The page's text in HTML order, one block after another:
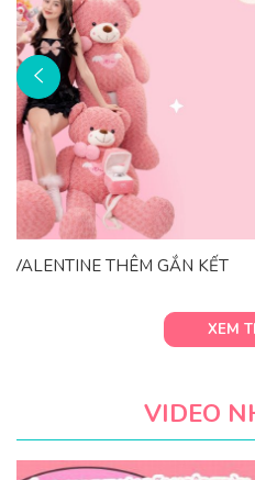
Có Gấu Là Có Tất – Đón Noel
XEM
VIDEO